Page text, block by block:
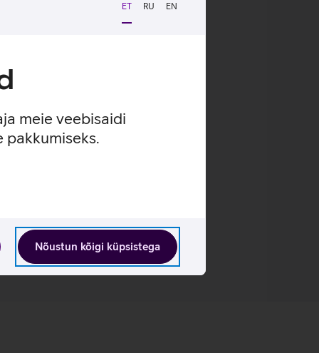
ET RU EN
meie veebisaidi
pakkumiseks.
Nõustun kõigi küpsistega
videokõnede kvaliteedi.
helipildiga.